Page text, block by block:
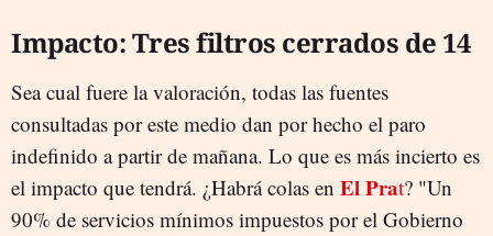
Impacto: Tres filtros cerrados de 14
Sea cual fuere la valoración, todas las fuentes
consultadas por este medio dan por hecho el paro
indefinido a partir de mañana. Lo que es más incierto es
el impacto que tendrá. ¿Habrá colas en El Prat? "Un
90% de servicios mínimos impuestos por el Gobierno